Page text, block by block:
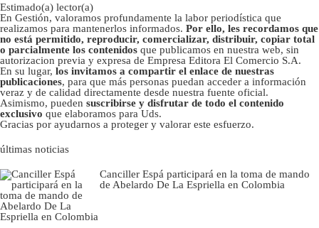
Estimado(a) lector(a)
En Gestión, valoramos profundamente la labor periodística que
realizamos para mantenerlos informados. Por ello, les recordamos que
no está permitido, reproducir, comercializar, distribuir, copiar total
o parcialmente los contenidos que publicamos en nuestra web, sin
autorizacion previa y expresa de Empresa Editora El Comercio S.A.
En su lugar, los invitamos a compartir el enlace de nuestras
publicaciones, para que más personas puedan acceder a información
veraz y de calidad directamente desde nuestra fuente oficial.
Asimismo, pueden suscribirse y disfrutar de todo el contenido
exclusivo que elaboramos para Uds.
Gracias por ayudarnos a proteger y valorar este esfuerzo.
últimas noticias
Canciller Espá participará en la toma de mando
de Abelardo De La Espriella en Colombia